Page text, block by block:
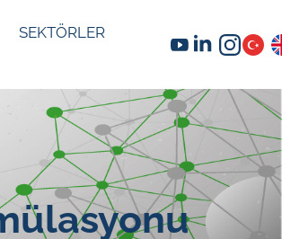
SEKTÖRLER